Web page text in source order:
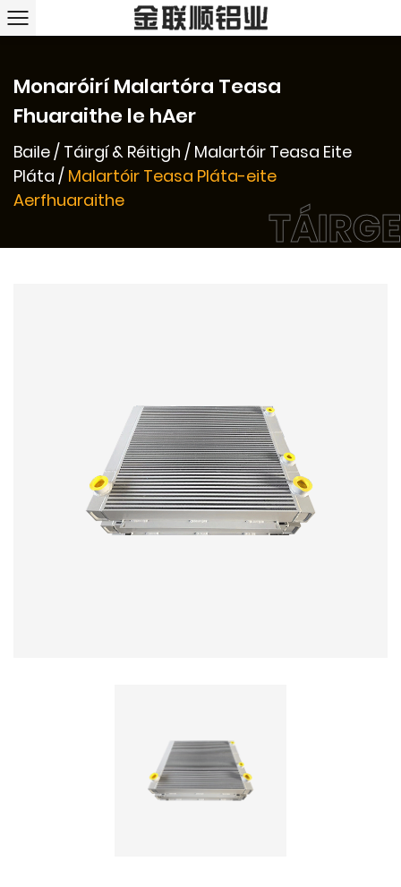
TÁIRGE
Monaróirí Malartóra Teasa
Fhuaraithe le hAer
Baile/ Táirgí & Réitigh / Malartóir Teasa Eite
Pláta / Malartóir Teasa Pláta-eite
Aerfhuaraithe